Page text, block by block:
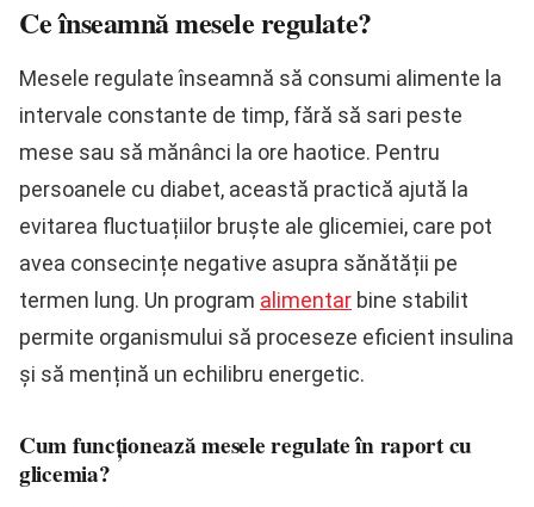
Ce înseamnă mesele regulate?
Mesele regulate înseamnă să consumi alimente la
intervale constante de timp, fără să sari peste
mese sau să mănânci la ore haotice. Pentru
persoanele cu diabet, această practică ajută la
evitarea fluctuațiilor bruște ale glicemiei, care pot
avea consecințe negative asupra sănătății pe
termen lung. Un program alimentar bine stabilit
permite organismului să proceseze eficient insulina
și să mențină un echilibru energetic.
Cum funcționează mesele regulate în raport cu
glicemia?